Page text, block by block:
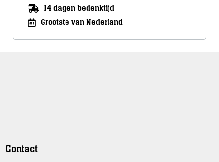
14 dagen bedenktijd
Grootste van Nederland
Contact